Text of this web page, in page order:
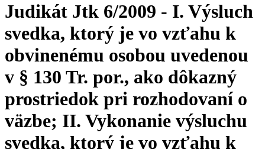
Judikát Jtk 6/2009 - I. Výsluch
svedka, ktorý je vo vzťahu k
obvinenému osobou uvedenou
v § 130 Tr. por., ako dôkazný
prostriedok pri rozhodovaní o
väzbe; II. Vykonanie výsluchu
svedka, ktorý je vo vzťahu k